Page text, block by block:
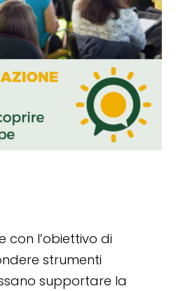
con l’obiettivo di
strumenti
supportare la